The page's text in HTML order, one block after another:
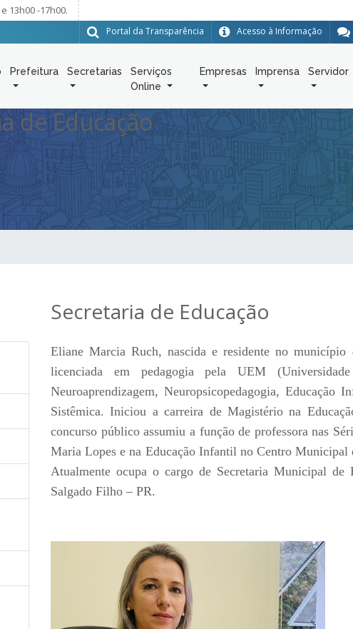
13h00 -17h00.
Acesso à Informação
Portal da Transparência
Prefeitura Secretarias
Serviços
Online
Empresas Imprensa Servidor
de Educação
Secretaria de Educação
Eliane Marcia Ruch, nascida e residente no
licenciada em pedagogia pela UEM
Neuroaprendizagem, Neuropsicopedagogia, Educação
Sistêmica. Iniciou a carreira de Magistério na
concurso público assumiu a função de professora nas
Maria Lopes e na Educação Infantil no Centro
Atualmente ocupa o cargo de Secretaria Municipal
Salgado Filho – PR.